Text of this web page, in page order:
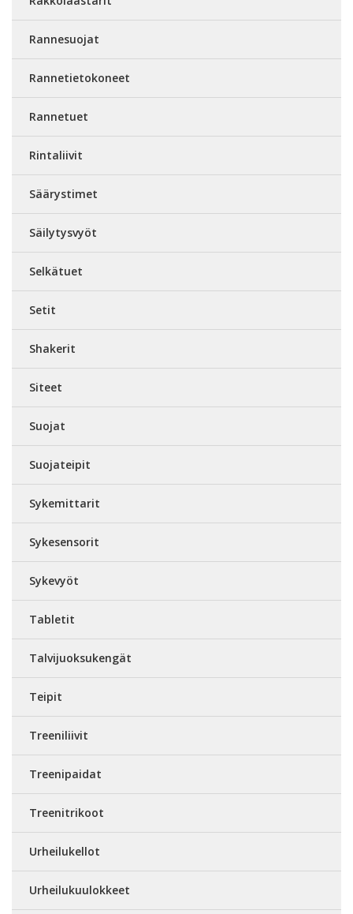
Rannesuojat
Rannetietokoneet
Rannetuet
Rintaliivit
Säärystimet
Säilytysvyöt
Selkätuet
Setit
Shakerit
Siteet
Suojat
Suojateipit
Sykemittarit
Sykesensorit
Sykevyöt
Tabletit
Talvijuoksukengät
Teipit
Treeniliivit
Treenipaidat
Treenitrikoot
Urheilukellot
Urheilukuulokkeet